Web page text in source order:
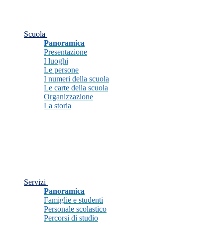
Scuola
Panoramica
Presentazione
I luoghi
Le persone
I numeri della scuola
Le carte della scuola
Organizzazione
La storia
Servizi
Panoramica
Famiglie e studenti
Personale scolastico
Percorsi di studio